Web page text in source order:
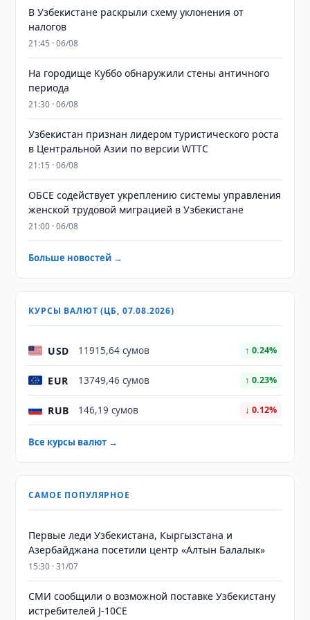
В Узбекистане раскрыли схему уклонения от
налогов
21:45 · 06/08
На городище Куббо обнаружили стены античного
периода
21:30 · 06/08
Узбекистан признан лидером туристического роста
в Центральной Азии по версии WTTC
21:15 · 06/08
ОБСЕ содействует укреплению системы управления
женской трудовой миграцией в Узбекистане
21:00 · 06/08
Больше новостей →
КУРСЫ ВАЛЮТ (ЦБ, 07.08.2026)
USD 11915,64 сумов ↑ 0.24%
EUR 13749,46 сумов ↑ 0.23%
RUB 146,19 сумов ↓ 0.12%
Все курсы валют →
САМОЕ ПОПУЛЯРНОЕ
Первые леди Узбекистана, Кыргызстана и
Азербайджана посетили центр «Алтын Балалык»
15:30 · 31/07
СМИ сообщили о возможной поставке Узбекистану
истребителей J-10CE